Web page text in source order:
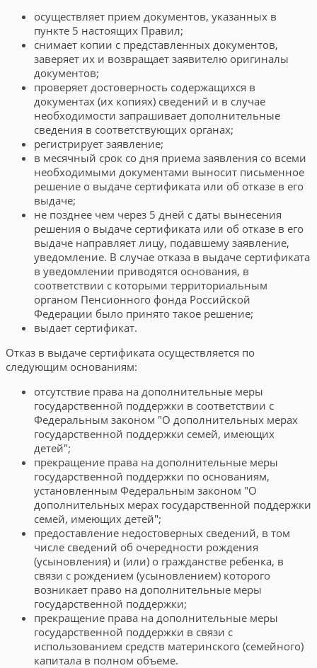
осуществляет прием документов, указанных в
пункте 5 настоящих Правил;
снимает копии с представленных документов,
заверяет их и возвращает заявителю оригиналы
документов;
проверяет достоверность содержащихся в
документах (их копиях) сведений и в случае
необходимости запрашивает дополнительные
сведения в соответствующих органах;
регистрирует заявление;
в месячный срок со дня приема заявления со всеми
необходимыми документами выносит письменное
решение о выдаче сертификата или об отказе в его
выдаче;
не позднее чем через 5 дней с даты вынесения
решения о выдаче сертификата или об отказе в его
выдаче направляет лицу, подавшему заявление,
уведомление. В случае отказа в выдаче сертификата
в уведомлении приводятся основания, в
соответствии с которыми территориальным
органом Пенсионного фонда Российской
Федерации было принято такое решение;
выдает сертификат.
Отказ в выдаче сертификата осуществляется по
следующим основаниям:
отсутствие права на дополнительные меры
государственной поддержки в соответствии с
Федеральным законом "О дополнительных мерах
государственной поддержки семей, имеющих
детей";
прекращение права на дополнительные меры
государственной поддержки по основаниям,
установленным Федеральным законом "О
дополнительных мерах государственной поддержки
семей, имеющих детей";
предоставление недостоверных сведений, в том
числе сведений об очередности рождения
(усыновления) и (или) о гражданстве ребенка, в
связи с рождением (усыновлением) которого
возникает право на дополнительные меры
государственной поддержки;
прекращение права на дополнительные меры
государственной поддержки в связи с
использованием средств материнского (семейного)
капитала в полном объеме.